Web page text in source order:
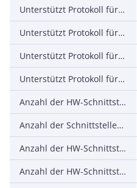
Unterstützt Protokoll für INTERBUS-Safety
Unterstützt Protokoll für PROFIsafe
Unterstützt Protokoll für SafetyBUS p
Unterstützt Protokoll für sonstige Bussysteme
Anzahl der HW-Schnittstellen Industrial Ethernet
Anzahl der Schnittstellen PROFINET
Anzahl der HW-Schnittstellen seriell RS-232
Anzahl der HW-Schnittstellen seriell RS-422